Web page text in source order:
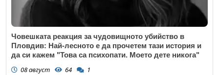
Човешката реакция за чудовищното убийство в
Пловдив: Най-лесното е да прочетем тази история и
да си кажем "Това са психопати. Моето дете никога"
08 август 64 1